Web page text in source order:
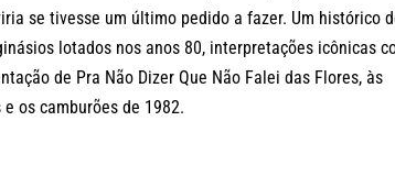
se tivesse um último pedido a fazer. Um histórico
lotados nos anos 80, interpretações icônicas
de Pra Não Dizer Que Não Falei das Flores, às
os camburões de 1982.